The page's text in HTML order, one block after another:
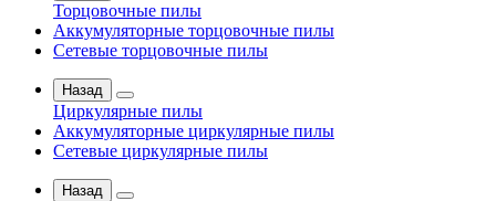
Торцовочные пилы
Аккумуляторные торцовочные пилы
Сетевые торцовочные пилы
Назад
Циркулярные пилы
Аккумуляторные циркулярные пилы
Сетевые циркулярные пилы
Назад